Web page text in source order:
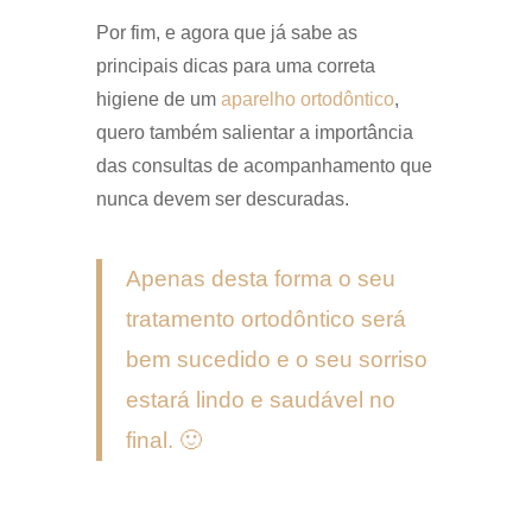
Por fim, e agora que já sabe as
principais dicas para uma correta
higiene de umaparelho ortodôntico,
quero também salientar a importância
das consultas de acompanhamento que
nunca devem ser descuradas.
Apenas desta forma o seu
tratamento ortodôntico será
bem sucedido e o seu sorriso
estará lindo e saudável no
final. 🙂